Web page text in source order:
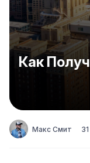
Как
Макс Смит